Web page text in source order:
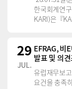
한국회계연
KARI)은『
29
JUL.
EFRAG, 비
발표 및 의견
유럽재무보
요건을 충족